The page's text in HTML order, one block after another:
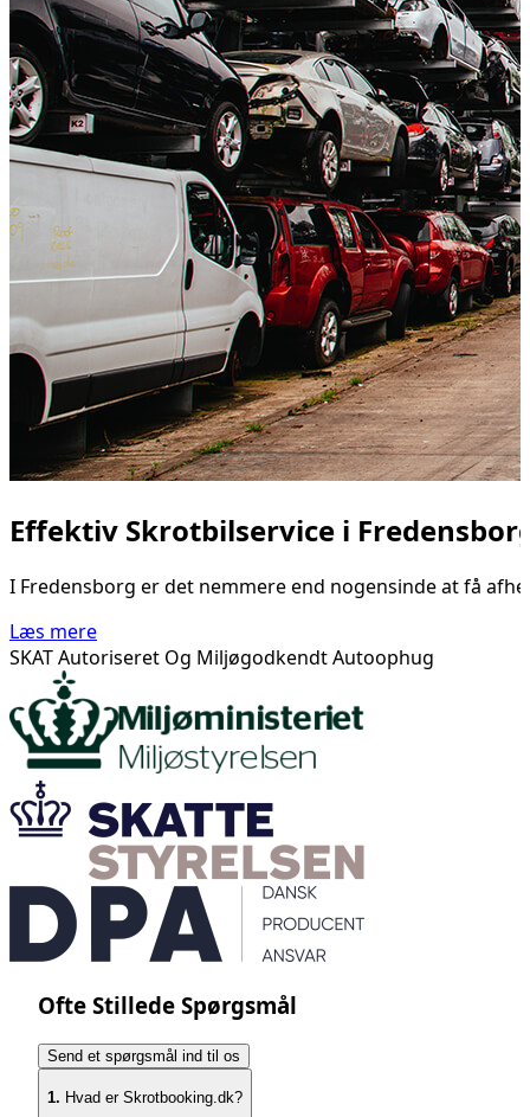
Effektiv Skrotbilservice i
I Fredensborg er det nemmere end nogensinde at få
Læs mere
SKAT Autoriseret Og Miljøgodkendt Autoophug
Ofte Stillede Spørgsmål
Send et spørgsmål ind til os
1. Hvad er Skrotbooking.dk?